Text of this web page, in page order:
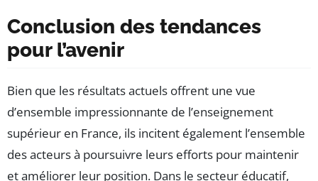
Conclusion des tendances
pour l’avenir
Bien que les résultats actuels offrent une vue
d’ensemble impressionnante de l’enseignement
supérieur en France, ils incitent également l’ensemble
des acteurs à poursuivre leurs efforts pour maintenir
et améliorer leur position. Dans le secteur éducatif,